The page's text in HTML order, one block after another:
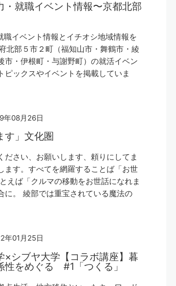
・就職イベント情報〜京都北部
イベント情報とイチオシ地域情報を
部５市２町（福知山市・舞鶴市・綾
市・伊根町・与謝野町）の就活イベン
ピックスやイベントを掲載していま
年08月26日
す」文化圏
ださい、お願いします、頼りにしてま
ます。すべてを網羅することば「お世
えば「クルマの移動をお世話になれま
に。 綾部では重宝されている魔法の
年01月25日
×シブヤ大学【コラボ講座】暮
性をめぐる #1「つくる」